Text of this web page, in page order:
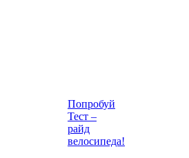
Попробуй
Тест –
райд
велосипеда!